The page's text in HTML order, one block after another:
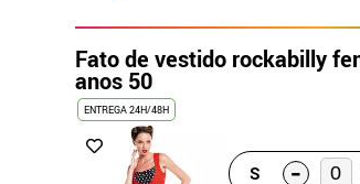
Fato de vestido rockabilly
anos 50
ENTREGA 24H/48H
S -